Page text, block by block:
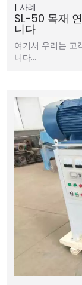
사례
SL-50 목재
니다
여기서 우리는 고
니다…